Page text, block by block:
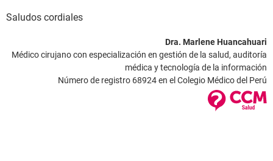
Saludos cordiales
Dra. Marlene Huancahuari
Médico cirujano con especialización en gestión de la salud, auditoría
médica y tecnología de la información
Número de registro 68924 en el Colegio Médico del Perú